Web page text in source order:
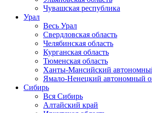
Чувашская республика
Урал
Весь Урал
Свердловская область
Челябинская область
Курганская область
Тюменская область
Ханты-Мансийский
Ямало-Ненецкий автономный
Сибирь
Вся Сибирь
Алтайский край